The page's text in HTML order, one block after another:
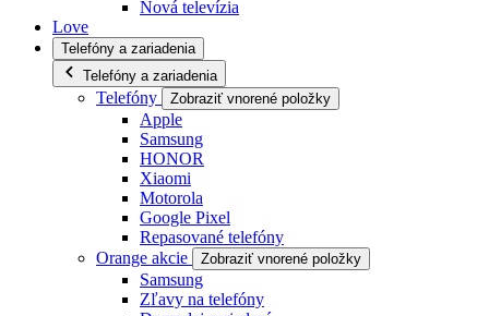
Nová televízia
Love
Telefóny a zariadenia
Telefóny a zariadenia
Telefóny Zobraziť vnorené položky
Apple
Samsung
HONOR
Xiaomi
Motorola
Google Pixel
Repasované telefóny
Orange akcie
Zobraziť vnorené položky
Samsung
Zľavy na telefóny